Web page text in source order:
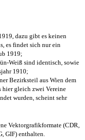
dazu gibt es keinen
es findet sich nur ein
1919;
Weiß sind identisch, sowie
1910;
Bezirksteil aus Wien dem
hier gleich zwei Vereine
wurden, scheint sehr
Vektorgrafikformate (CDR,
GIF) enthalten.